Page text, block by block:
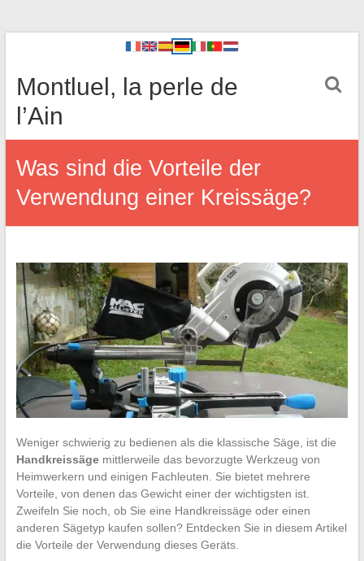
Montluel, la perle de
l’Ain
Was sind die Vorteile der
Verwendung einer Kreissäge?
Weniger schwierig zu bedienen als die klassische Säge, ist die
Handkreissägemittlerweile das bevorzugte Werkzeug von
Heimwerkern und einigen Fachleuten. Sie bietet mehrere
Vorteile, von denen das Gewicht einer der wichtigsten ist.
Zweifeln Sie noch, ob Sie eine Handkreissäge oder einen
anderen Sägetyp kaufen sollen? Entdecken Sie in diesem Artikel
die Vorteile der Verwendung dieses Geräts.